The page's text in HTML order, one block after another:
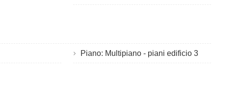
Piano: Multipiano - piani edificio 3